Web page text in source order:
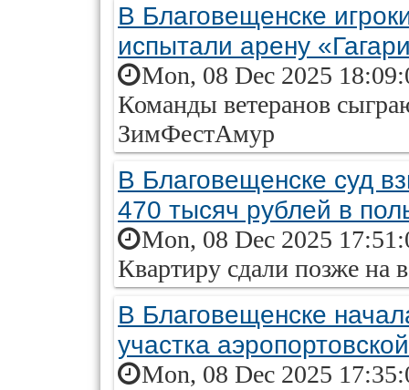
В Благовещенске
испытали арену
Mon, 08 Dec 2025
Команды ветеранов
ЗимФестАмур
В Благовещенске суд
470 тысяч рублей в
Mon, 08 Dec 2025
Квартиру сдали позже на
В Благовещенске
участка
Mon, 08 Dec 2025